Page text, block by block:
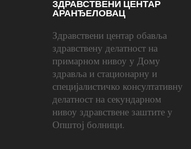
ЗДРАВСТВЕНИ ЦЕНТАР
АРАНЂЕЛОВАЦ
Здравствени центар обавља
здравствену делатност на
примарном нивоу у Дому
здравља и стационарну и
специјалистичко консултативну
делатност на секундарном
нивоу здравствене заштите у
Општој болници.